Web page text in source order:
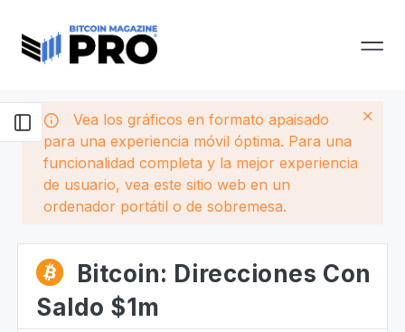
Vea los gráficos en formato apaisado
para una experiencia móvil óptima. Para una
funcionalidad completa y la mejor experiencia
de usuario, vea este sitio web en un
ordenador portátil o de sobremesa.
Bitcoin: Direcciones Con
Saldo $1m